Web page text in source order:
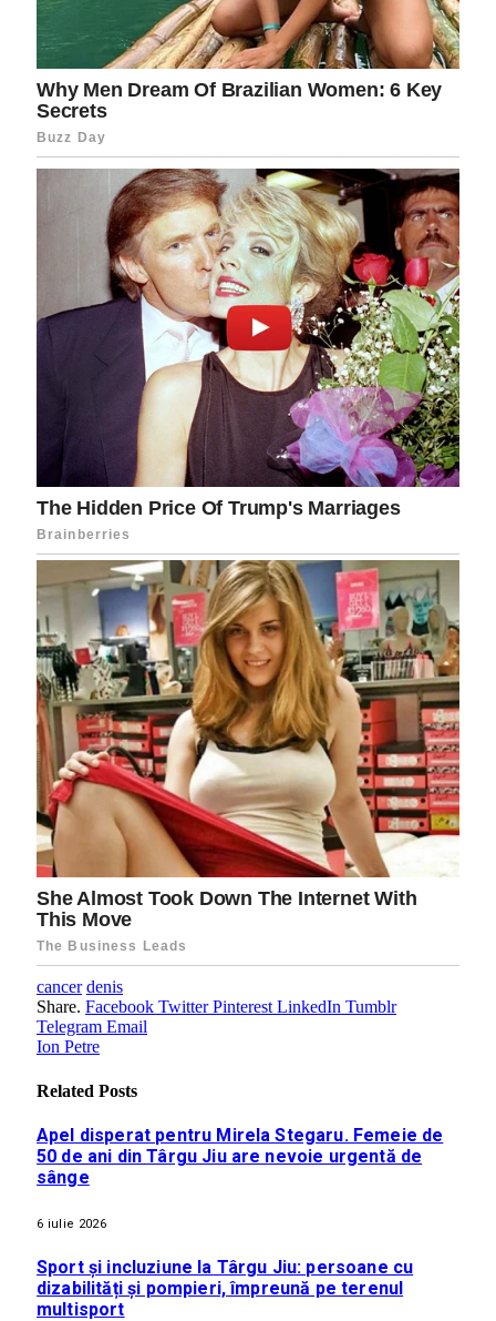
cancer denis
Share. Facebook Twitter Pinterest LinkedIn Tumblr
Telegram Email
Ion Petre
Related Posts
Apel disperat pentru Mirela Stegaru. Femeie de
50 de ani din Târgu Jiu are nevoie urgentă de
sânge
6 iulie 2026
Sport și incluziune la Târgu Jiu: persoane cu
dizabilități și pompieri, împreună pe terenul
multisport